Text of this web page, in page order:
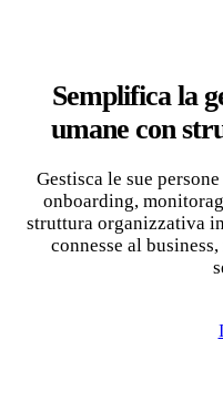
Semplifica la
umane con
Gestisca le sue
onboarding,
struttura organizzativa
connesse al